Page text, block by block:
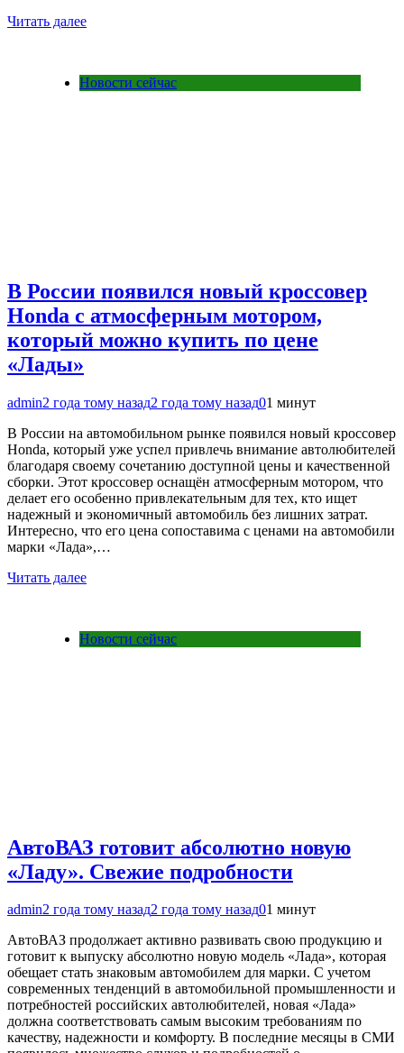
Читать далее
Новости сейчас
В России появился новый кроссовер
Honda с атмосферным мотором,
который можно купить по цене
«Лады»
admin2 года тому назад2 года тому назад01 минут
В России на автомобильном рынке появился новый кроссовер
Honda, который уже успел привлечь внимание автолюбителей
благодаря своему сочетанию доступной цены и качественной
сборки. Этот кроссовер оснащён атмосферным мотором, что
делает его особенно привлекательным для тех, кто ищет
надежный и экономичный автомобиль без лишних затрат.
Интересно, что его цена сопоставима с ценами на автомобили
марки «Лада»,…
Читать далее
Новости сейчас
АвтоВАЗ готовит абсолютно новую
«Ладу». Свежие подробности
admin2 года тому назад2 года тому назад01 минут
АвтоВАЗ продолжает активно развивать свою продукцию и
готовит к выпуску абсолютно новую модель «Лада», которая
обещает стать знаковым автомобилем для марки. С учетом
современных тенденций в автомобильной промышленности и
потребностей российских автолюбителей, новая «Лада»
должна соответствовать самым высоким требованиям по
качеству, надежности и комфорту. В последние месяцы в СМИ